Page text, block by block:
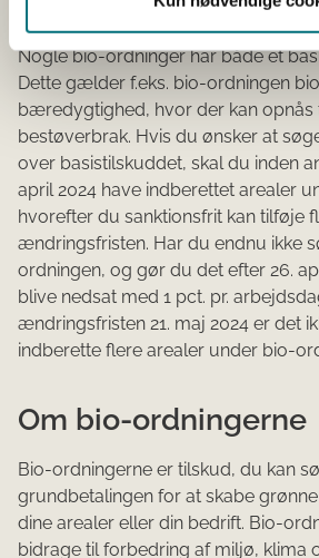
Nogle bio-ordninger har både et
Dette gælder f.eks. bio-ordningen
bæredygtighed, hvor der kan
bestøverbrak. Hvis du ønsker at
over basistilskuddet, skal du inden
april 2024 have indberettet arealer
hvorefter du sanktionsfrit kan tilføje
ændringsfristen. Har du endnu ikke
ordningen, og gør du det efter 26.
blive nedsat med 1 pct. pr.
ændringsfristen 21. maj 2024 er det
indberette flere arealer under bio-
Om bio-ordningerne
Bio-ordningerne er tilskud, du kan
grundbetalingen for at skabe
dine arealer eller din bedrift. Bio-
bidrage til forbedring af miljø, klima